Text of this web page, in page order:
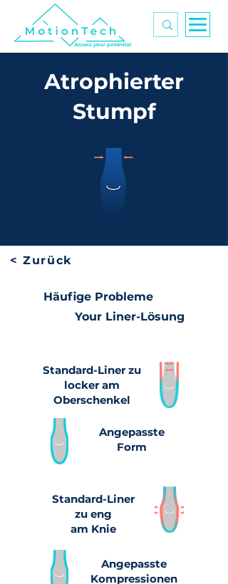
Access your potential
Atrophierter
Stumpf
< Zurück
Häufige Probleme
Your Liner-Lösung
Standard-Liner zu
locker am
Oberschenkel
Angepasste
Form
Standard-Liner
zu eng
am Knie
Angepasste
Kompressionen